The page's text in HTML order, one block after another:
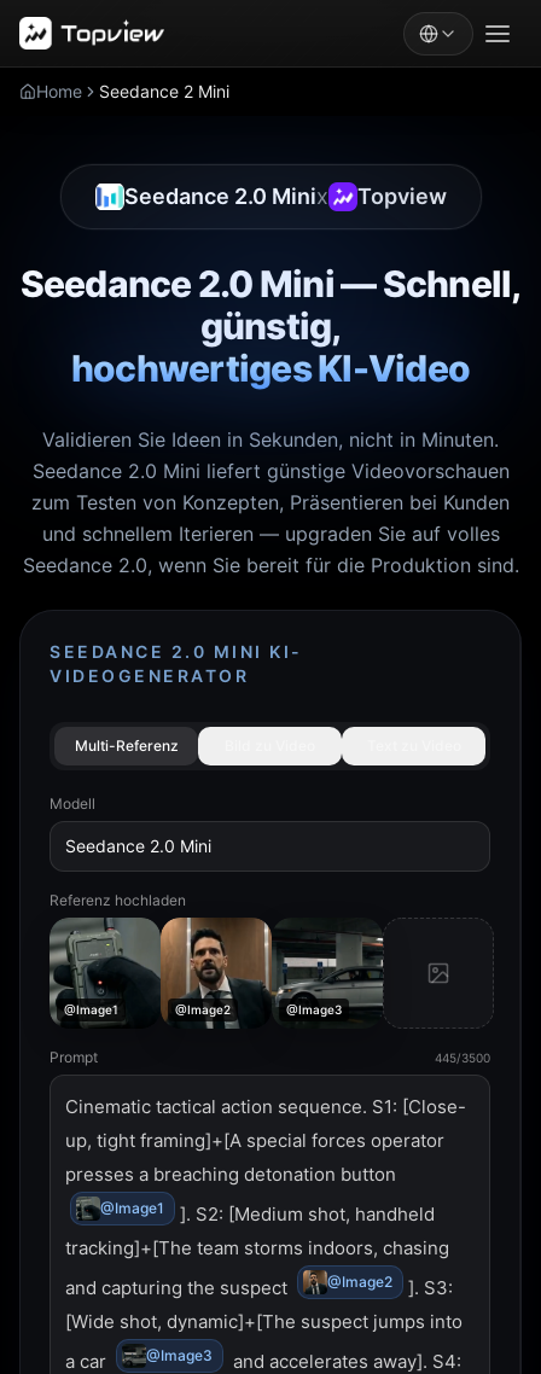
Home Seedance 2 Mini
Seedance 2.0 Minix Topview
Seedance 2.0 Mini — Schnell,
günstig,
hochwertiges KI-Video
Validieren Sie Ideen in Sekunden, nicht in Minuten.
Seedance 2.0 Mini liefert günstige Videovorschauen
zum Testen von Konzepten, Präsentieren bei Kunden
und schnellem Iterieren — upgraden Sie auf volles
Seedance 2.0, wenn Sie bereit für die Produktion sind.
SEEDANCE 2.0 MINI KI-
VIDEOGENERATOR
Multi-Referenz
Modell
Seedance 2.0 Mini
Referenz hochladen
@Image1 @Image2 @Image3
Prompt 445/3500
Cinematic tactical action sequence. S1: [Close-
up, tight framing]+[A special forces operator
presses a breaching detonation button
@Image1
]. S2: [Medium shot, handheld
tracking]+[The team storms indoors, chasing
and capturing the suspect
@Image2
]. S3:
[Wide shot, dynamic]+[The suspect jumps into
a car
@Image3
and accelerates away]. S4: